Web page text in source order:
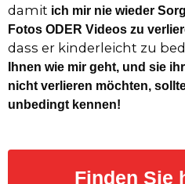
damit ich mir nie wieder
Fotos ODER Videos zu
dass er kinderleicht zu
Ihnen wie mir geht, und sie
nicht verlieren möchten,
unbedingt kennen!
Finden Sie